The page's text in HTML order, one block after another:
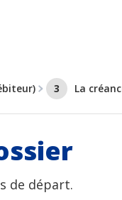
3 La
de départ.